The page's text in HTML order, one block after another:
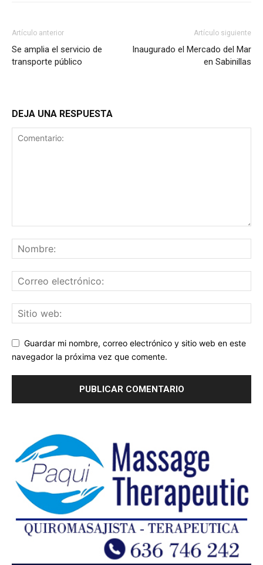
Artículo anterior
Se amplia el servicio de
transporte público
Artículo siguiente
Inaugurado el Mercado del Mar
en Sabinillas
DEJA UNA RESPUESTA
Guardar mi nombre, correo electrónico y sitio web en este
navegador la próxima vez que comente.